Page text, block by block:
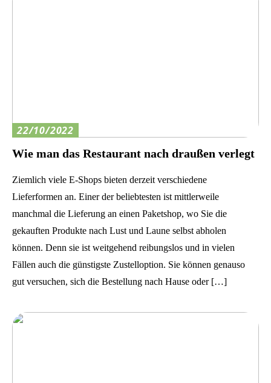
22/10/2022
Wie man das Restaurant nach draußen verlegt
Ziemlich viele E-Shops bieten derzeit verschiedene
Lieferformen an. Einer der beliebtesten ist mittlerweile
manchmal die Lieferung an einen Paketshop, wo Sie die
gekauften Produkte nach Lust und Laune selbst abholen
können. Denn sie ist weitgehend reibungslos und in vielen
Fällen auch die günstigste Zustelloption. Sie können genauso
gut versuchen, sich die Bestellung nach Hause oder […]